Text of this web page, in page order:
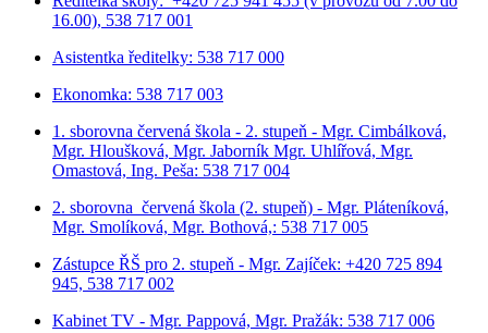
16.00), 538 717 001
Asistentka ředitelky: 538 717 000
Ekonomka: 538 717 003
1. sborovna červená škola - 2. stupeň - Mgr. Cimbálková,
Mgr. Hloušková, Mgr. Jaborník Mgr. Uhlířová, Mgr.
Omastová, Ing. Peša: 538 717 004
2. sborovna červená škola (2. stupeň) - Mgr. Pláteníková,
Mgr. Smolíková, Mgr. Bothová,: 538 717 005
Zástupce ŘŠ pro 2. stupeň - Mgr. Zajíček: +420 725 894
945, 538 717 002
Kabinet TV - Mgr. Pappová, Mgr. Pražák: 538 717 006